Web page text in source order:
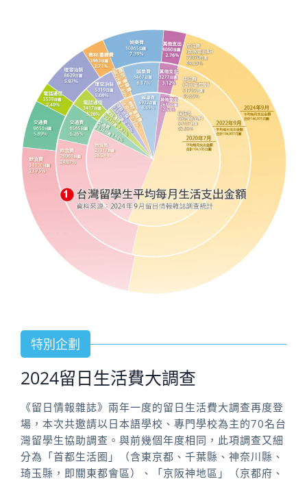
特別企劃
2024留日生活費大調查
《留日情報雜誌》兩年一度的留日生活費大調查再度登
場，本次共邀請以日本語學校、專門學校為主的70名台
灣留學生協助調查。與前幾個年度相同，此項調查又細
分為「首都生活圈」（含東京都、千葉縣、神奈川縣、
琦玉縣，即關東都會區）、「京阪神地區」（京都府、